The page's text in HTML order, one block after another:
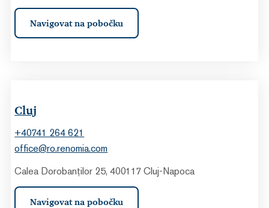
Navigovat na pobočku
Cluj
+40741 264 621
office@ro.renomia.com
Calea Dorobanților 25, 400117 Cluj-Napoca
Navigovat na pobočku